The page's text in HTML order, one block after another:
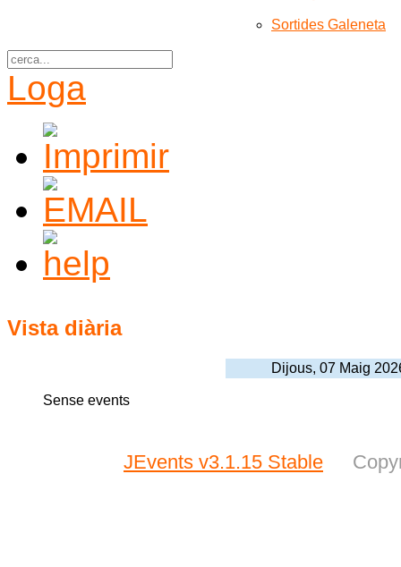
Sortides Galeneta
Loga
Vista diària
Dijous, 07 Maig
Sense events
JEvents v3.1.15 Stable